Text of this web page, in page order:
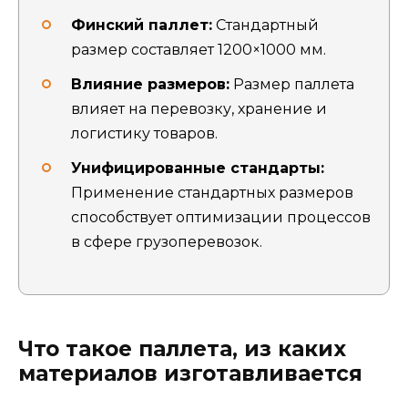
Финский паллет: Стандартный
размер составляет 1200×1000 мм.
Влияние размеров: Размер паллета
влияет на перевозку, хранение и
логистику товаров.
Унифицированные стандарты:
Применение стандартных размеров
способствует оптимизации процессов
в сфере грузоперевозок.
Что такое паллета, из каких
материалов изготавливается